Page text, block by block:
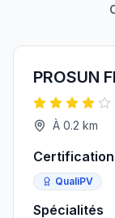
PROSUN
À 0.2 km
QualiPV
Spécialités